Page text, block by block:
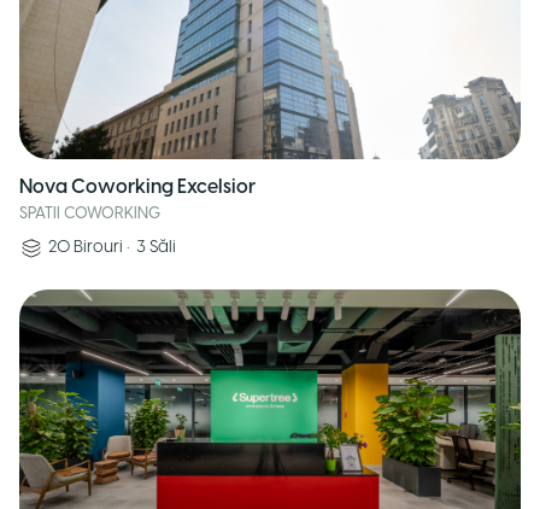
Nova Coworking Excelsior
SPATII COWORKING
20 Birouri • 3 Săli